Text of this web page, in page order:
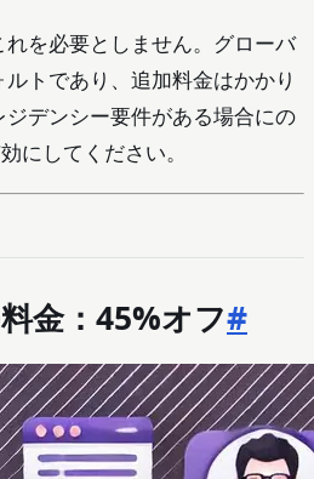
を必要としません。グローバ
トであり、追加料金はかかり
デンシー要件がある場合にの
にしてください。
金：45%オフ#